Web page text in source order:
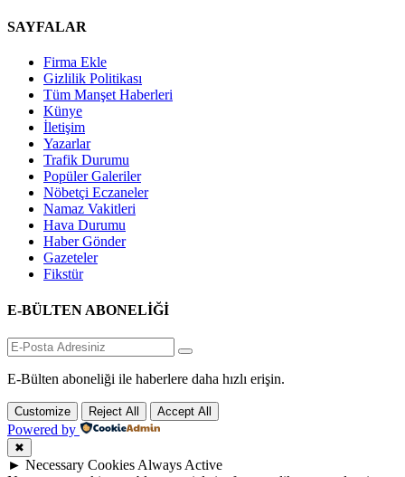
SAYFALAR
Firma Ekle
Gizlilik Politikası
Tüm Manşet Haberleri
Künye
İletişim
Yazarlar
Trafik Durumu
Popüler Galeriler
Nöbetçi Eczaneler
Namaz Vakitleri
Hava Durumu
Haber Gönder
Gazeteler
Fikstür
E-BÜLTEN ABONELİĞİ
E-Bülten aboneliği ile haberlere daha hızlı erişin.
Customize Reject All Accept All
Powered by
✖
► Necessary Cookies Always Active